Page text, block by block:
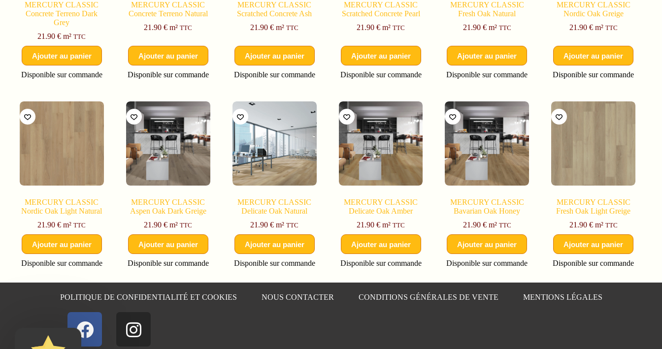
MERCURY CLASSIC
Concrete Terreno Dark
Grey
21.90€ m²TTC
Ajouter au panier
Disponible sur commande
MERCURY CLASSIC
Concrete Terreno Natural
21.90€ m²TTC
Ajouter au panier
Disponible sur commande
MERCURY CLASSIC
Scratched Concrete Ash
21.90€ m²TTC
Ajouter au panier
Disponible sur commande
MERCURY CLASSIC
Scratched Concrete Pearl
21.90 € m² TTC
Ajouter au panier
Disponible sur commande
MERCURY CLASSIC
Fresh Oak Natural
21.90 €m² TTC
Ajouter au panier
Disponible sur commande
MERCURY CLASSIC
Nordic Oak Greige
21.90 €m² TTC
Ajouter au panier
Disponible sur commande
MERCURY CLASSIC
Nordic Oak Light Natural
21.90€ m²TTC
Ajouter au panier
Disponible sur commande
MERCURY CLASSIC
Aspen Oak Dark Greige
21.90€ m²TTC
Ajouter au panier
Disponible sur commande
MERCURY CLASSIC
Delicate Oak Natural
21.90€ m²TTC
Ajouter au panier
Disponible sur commande
MERCURY CLASSIC
Delicate Oak Amber
21.90 € m² TTC
Ajouter au panier
Disponible sur commande
MERCURY CLASSIC
Bavarian Oak Honey
21.90 €m² TTC
Ajouter au panier
Disponible sur commande
MERCURY CLASSIC
Fresh Oak Light Greige
21.90 €m² TTC
Ajouter au panier
Disponible sur commande
POLITIQUE DE CONFIDENTIALITÉ ET COOKIES NOUS CONTACTER CONDITIONS GÉNÉRALES DE VENTE MENTIONS LÉGALES